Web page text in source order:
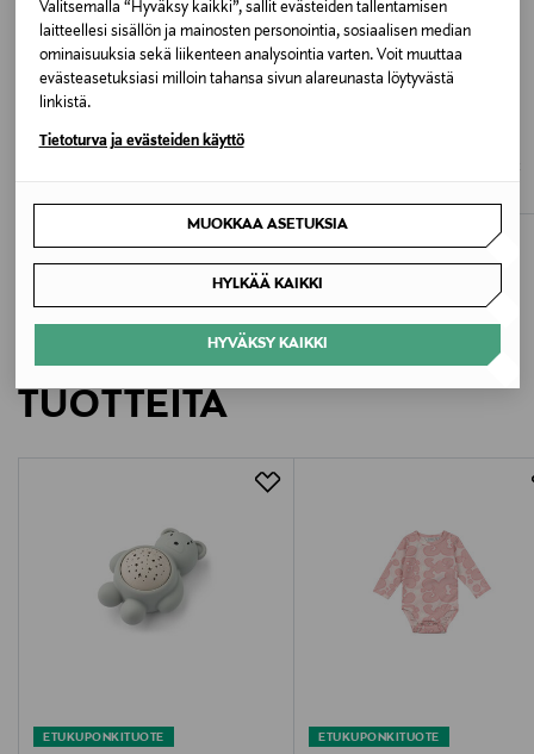
Valitsemalla “Hyväksy kaikki”, sallit evästeiden tallentamisen
laitteellesi sisällön ja mainosten personointia, sosiaalisen median
ominaisuuksia sekä liikenteen analysointia varten. Voit muuttaa
evästeasetuksiasi milloin tahansa sivun alareunasta löytyvästä
linkistä.
Tietoturva ja evästeiden käyttö
MUOKKAA ASETUKSIA
HYLKÄÄ KAIKKI
HYVÄKSY KAIKKI
Valmistusmaa
Intia
Valmistajan tuotenumero
Lindex Group Oyj/Lindex Division
Korkeavuorenkatu 28, 00130 Helsinki, Finland
Lindex, setti, vauvanvaatteet, lastenvaatteet, shortsit,
paita, puuvilla, asukokonaisuus
TOMMY HILFIGER
LISÄÄ KIINNOSTAVIA
TUOTTEITA
ETUKUPONKITUOTE ETUKUPONKITUOTE